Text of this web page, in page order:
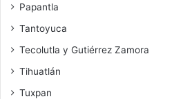
Papantla
Tantoyuca
Tecolutla y Gutiérrez Zamora
Tihuatlán
Tuxpan